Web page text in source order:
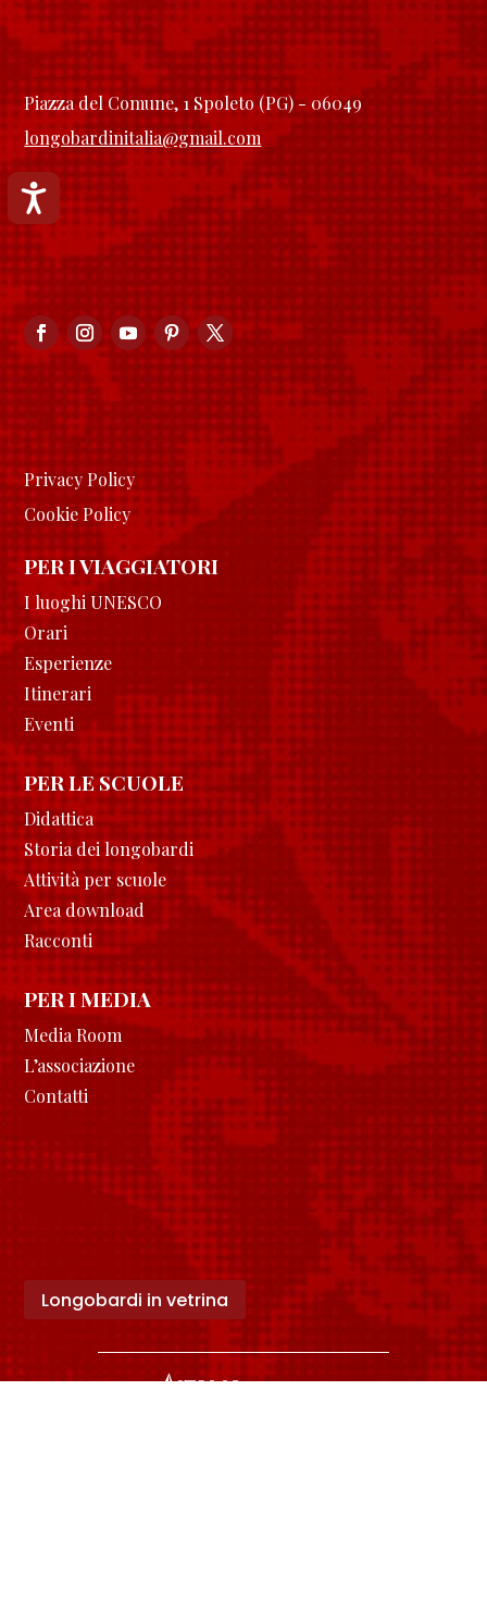
Accessibilità
Piazza del Comune, 1 Spoleto (PG) - 06049
longobardinitalia@gmail.com
Privacy Policy
Cookie Policy
PER I VIAGGIATORI
I luoghi UNESCO
Orari
Esperienze
Itinerari
Eventi
PER LE SCUOLE
Didattica
Storia dei longobardi
Attività per scuole
Area download
Racconti
PER I MEDIA
Media Room
L’associazione
Contatti
Longobardi in vetrina